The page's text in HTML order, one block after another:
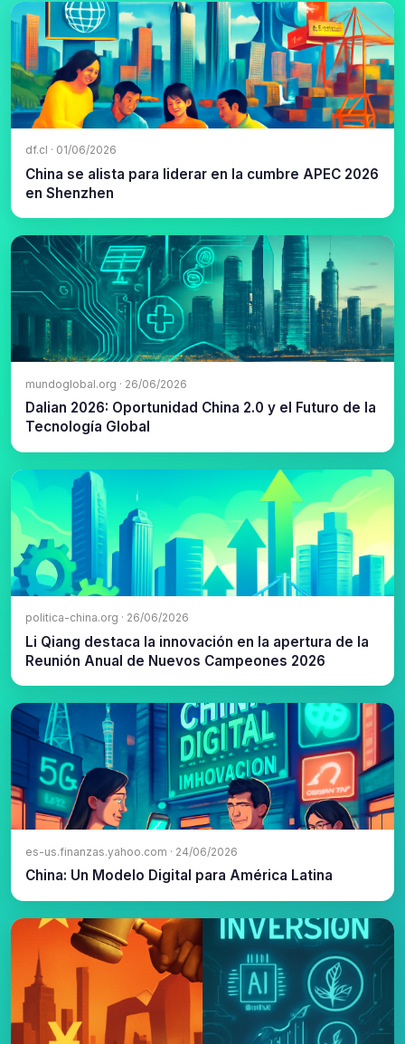
df.cl · 01/06/2026
China se alista para liderar en la cumbre APEC 2026
en Shenzhen
mundoglobal.org · 26/06/2026
Dalian 2026: Oportunidad China 2.0 y el Futuro de la
Tecnología Global
politica-china.org · 26/06/2026
Li Qiang destaca la innovación en la apertura de la
Reunión Anual de Nuevos Campeones 2026
es-us.finanzas.yahoo.com · 24/06/2026
China: Un Modelo Digital para América Latina